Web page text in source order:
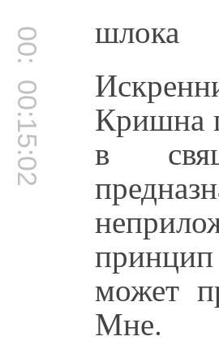
00:14:46 шлока
00:15:02 Кришна
в
принцип
может
Мне.